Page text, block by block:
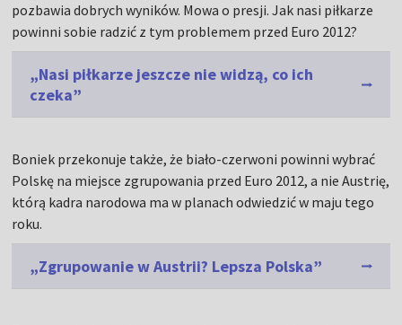
pozbawia dobrych wyników. Mowa o presji. Jak nasi piłkarze
powinni sobie radzić z tym problemem przed Euro 2012?
„Nasi piłkarze jeszcze nie widzą, co ich
czeka”
Boniek przekonuje także, że biało-czerwoni powinni wybrać
Polskę na miejsce zgrupowania przed Euro 2012, a nie Austrię,
którą kadra narodowa ma w planach odwiedzić w maju tego
roku.
„Zgrupowanie w Austrii? Lepsza Polska”